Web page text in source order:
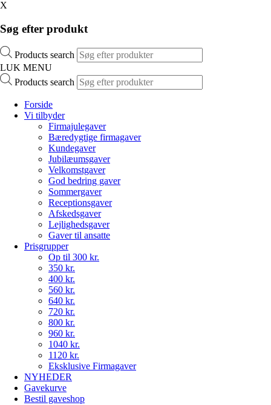
X
Søg efter produkt
Products search
LUK MENU
Products search
Forside
Vi tilbyder
Firmajulegaver
Bæredygtige firmagaver
Kundegaver
Jubilæumsgaver
Velkomstgaver
God bedring gaver
Sommergaver
Receptionsgaver
Afskedsgaver
Lejlighedsgaver
Gaver til ansatte
Prisgrupper
Op til 300 kr.
350 kr.
400 kr.
560 kr.
640 kr.
720 kr.
800 kr.
960 kr.
1040 kr.
1120 kr.
Eksklusive Firmagaver
NYHEDER
Gavekurve
Bestil gaveshop